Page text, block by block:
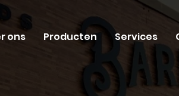
ons Producten Services